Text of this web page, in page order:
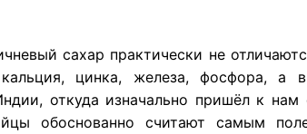
сахар практически не
цинка, железа, фосфора, а
откуда изначально пришёл к нам
обоснованно считают самым